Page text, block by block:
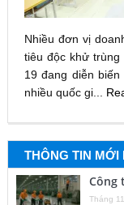
Nhiều đơn vị
tiêu độc khử
19 đang diễn
nhiều quốc gi...
THÔNG TIN MỚI
Công
Tháng